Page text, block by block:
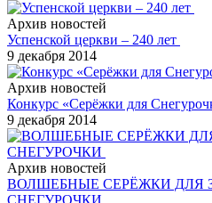
Архив новостей
Успенской церкви – 240 лет
9 декабря 2014
Архив новостей
Конкурс «Серёжки для
9 декабря 2014
Архив новостей
ВОЛШЕБНЫЕ СЕРЁЖКИ ДЛЯ
СНЕГУРОЧКИ